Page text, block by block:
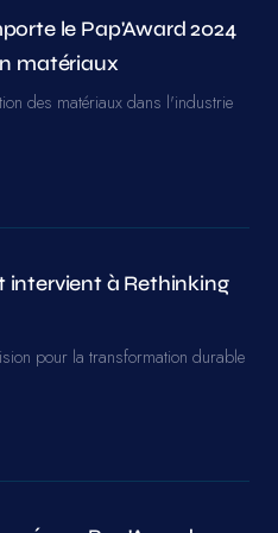
le Pap'Award 2024
matériaux
des matériaux dans l'industrie
intervient à Rethinking
pour la transformation durable